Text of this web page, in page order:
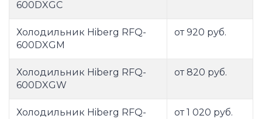
600DXGC
Холодильник Hiberg RFQ-
600DXGM
от 920 руб.
Холодильник Hiberg RFQ-
600DXGW
от 820 руб.
Холодильник Hiberg RFQ-
от 1 020 руб.